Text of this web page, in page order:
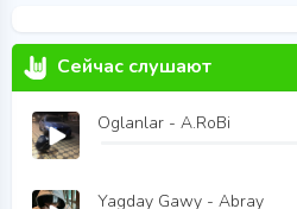
Сейчас слушают
Oglanlar - A.RoBi
Yagday Gawy - Abray